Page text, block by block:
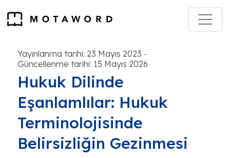
Yayınlanma tarihi: 23 Mayıs 2023 -
Güncellenme tarihi: 15 Mayıs 2026
Hukuk Dilinde
Eşanlamlılar: Hukuk
Terminolojisinde
Belirsizliğin Gezinmesi